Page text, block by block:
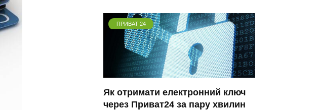
ПРИВАТ 24
Як отримати електронний ключ
через Приват24 за пару хвилин